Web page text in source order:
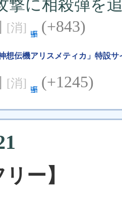
撃に相殺弾を
[消] (+843)
想伝機アリスメティカ」特設サ
[消] (+1245)
ー】